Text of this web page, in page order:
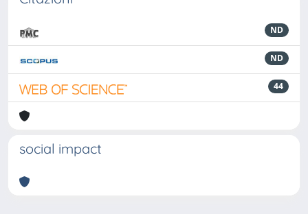
ND
ND
44
social impact